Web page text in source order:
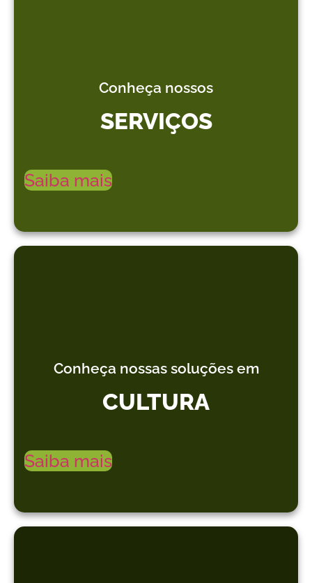
Conheça nossos
SERVIÇOS
Saiba mais
Conheça nossas soluções em
CULTURA
Saiba mais